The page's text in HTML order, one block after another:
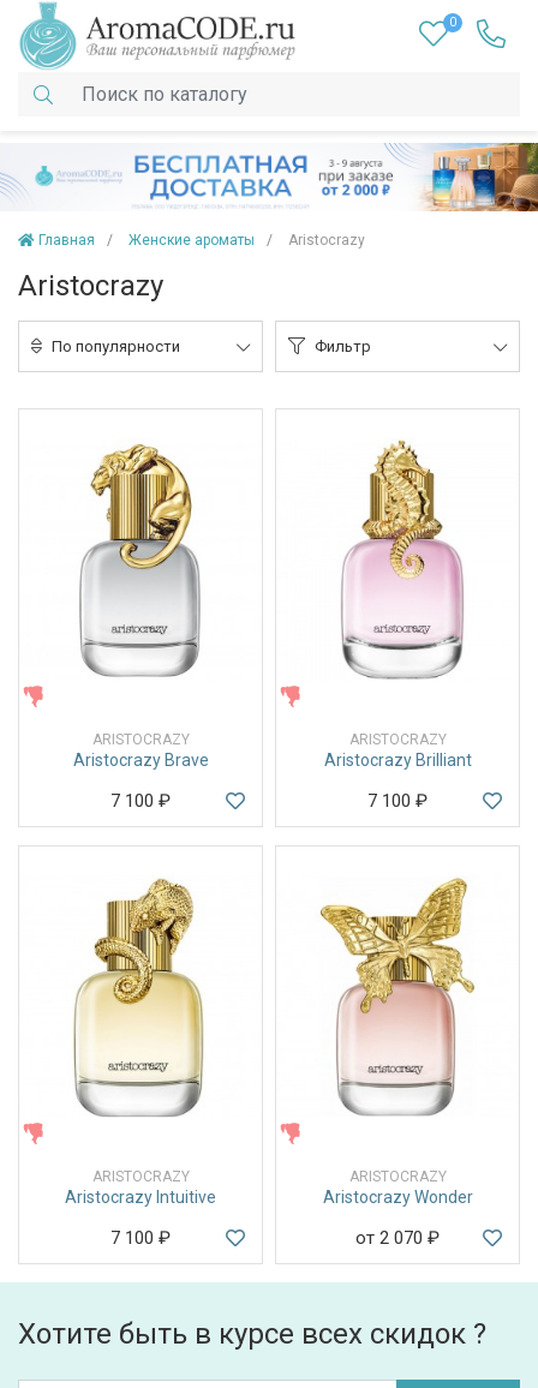
0
Главная Женские ароматы Aristocrazy
Aristocrazy
По популярности Фильтр
ARISTOCRAZY
Aristocrazy Brave
7 100 ₽
ARISTOCRAZY
Aristocrazy Brilliant
7 100 ₽
ARISTOCRAZY
Aristocrazy Intuitive
7 100 ₽
ARISTOCRAZY
Aristocrazy Wonder
от 2 070 ₽
Хотите быть в курсе всех скидок ?